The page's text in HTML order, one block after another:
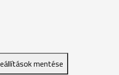
mentése